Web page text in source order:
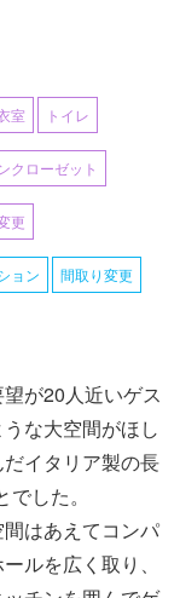
ョン 間取り変更
室 トイレ
クローゼット
更
が20人近いゲス
な大空間がほし
イタリア製の長
した。
はあえてコンパ
ルを広く取り、